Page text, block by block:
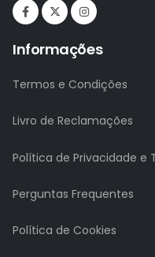
Informações
Termos e Condições
Livro de Reclamações
Política de Privacidade e
Perguntas Frequentes
Política de Cookies